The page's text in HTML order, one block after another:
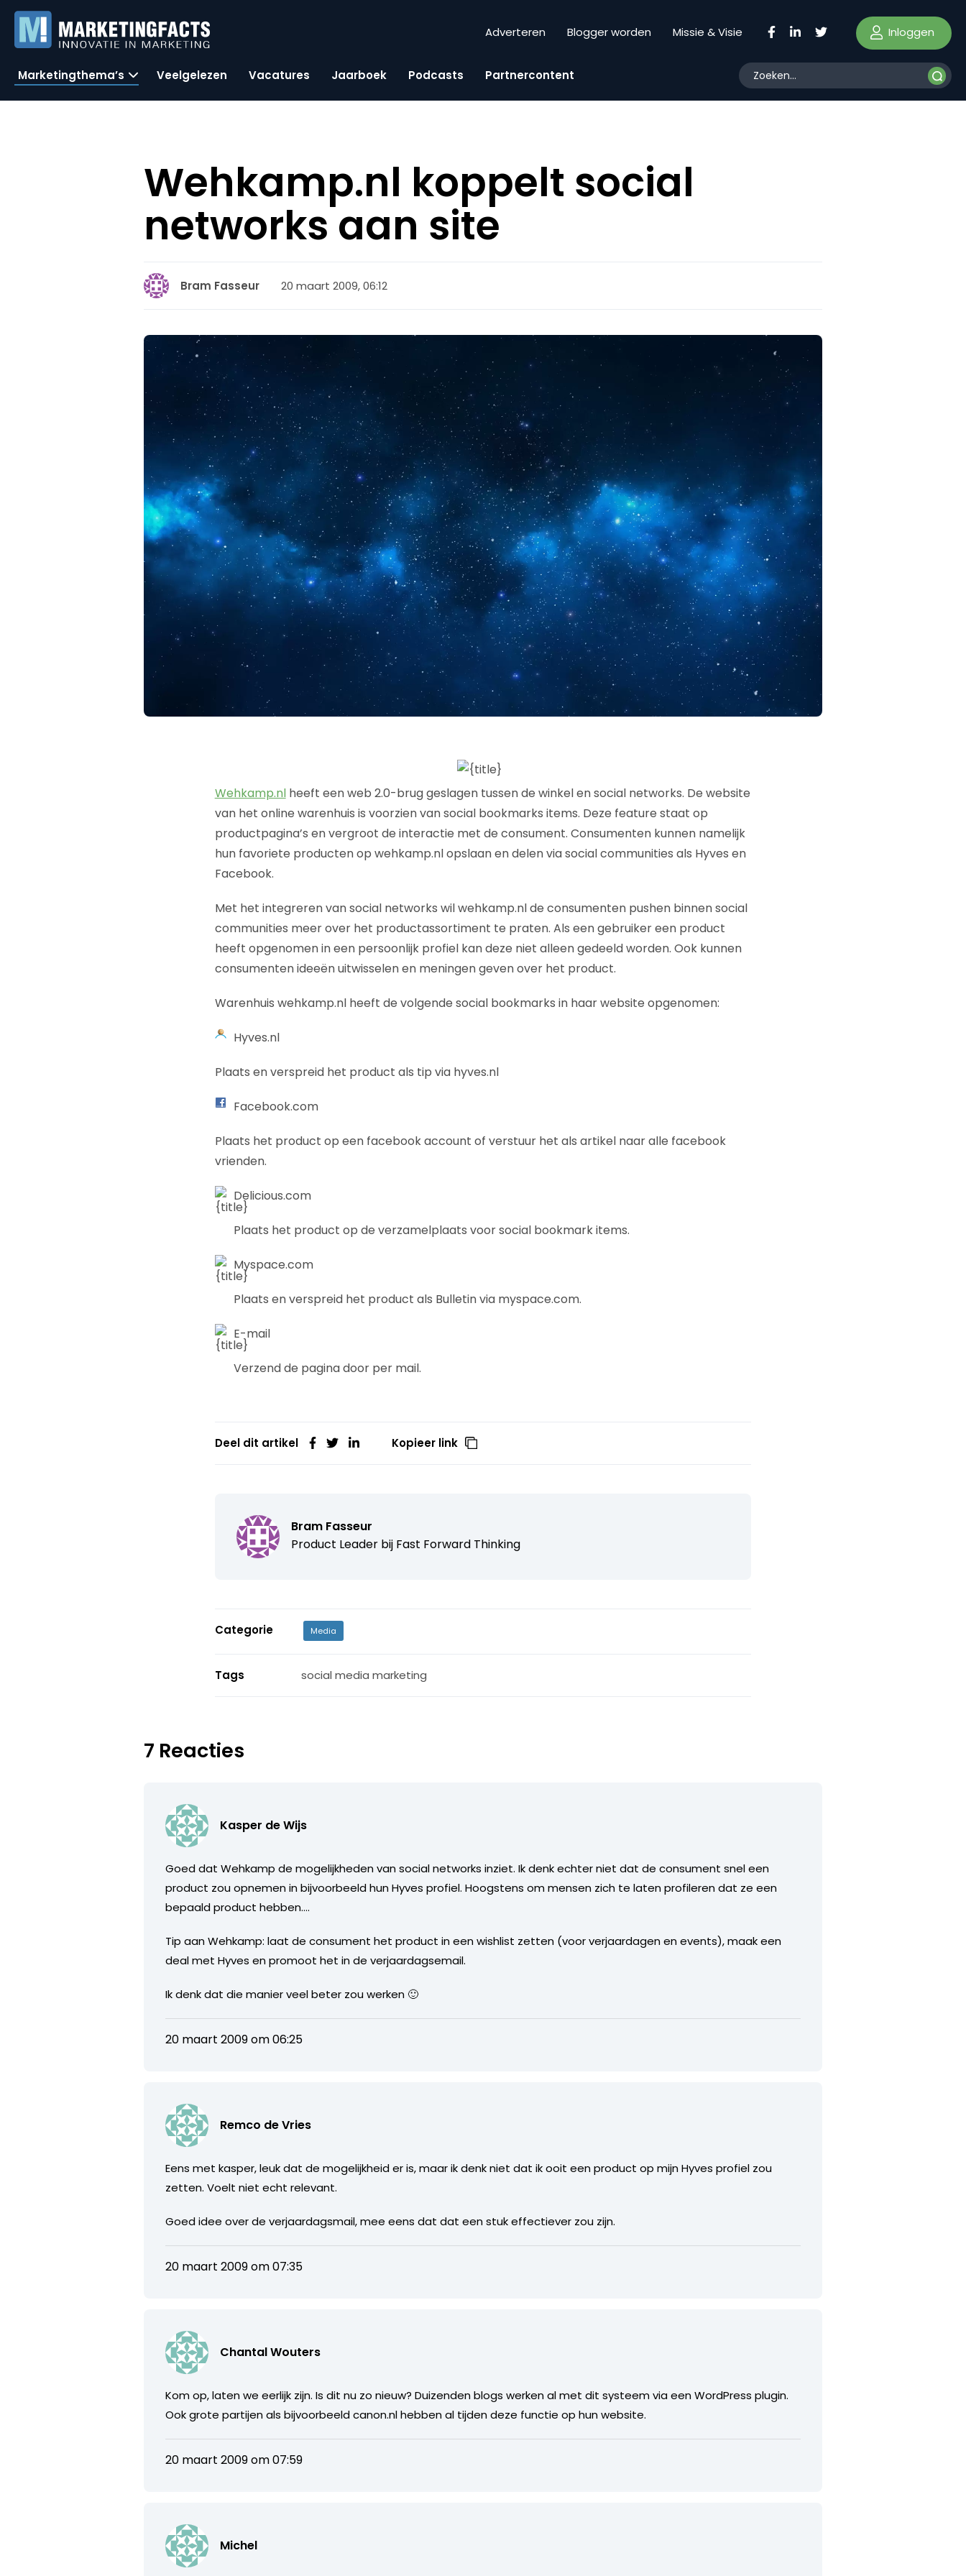
Adverteren Blogger worden Missie & Visie Inloggen
Marketingthema’s Veelgelezen Vacatures Jaarboek Podcasts Partnercontent
Wehkamp.nl koppelt social
networks aan site
Bram Fasseur 20 maart 2009, 06:12
Wehkamp.nlheeft een web 2.0-brug geslagen tussen de winkel en social networks. De website
van het online warenhuis is voorzien van social bookmarks items. Deze feature staat op
productpagina’s en vergroot de interactie met de consument. Consumenten kunnen namelijk
hun favoriete producten op wehkamp.nl opslaan en delen via social communities als Hyves en
Facebook.
Met het integreren van social networks wil wehkamp.nl de consumenten pushen binnen social
communities meer over het productassortiment te praten. Als een gebruiker een product
heeft opgenomen in een persoonlijk profiel kan deze niet alleen gedeeld worden. Ook kunnen
consumenten ideeën uitwisselen en meningen geven over het product.
Warenhuis wehkamp.nl heeft de volgende social bookmarks in haar website opgenomen:
Hyves.nl
Plaats en verspreid het product als tip via hyves.nl
Facebook.com
Plaats het product op een facebook account of verstuur het als artikel naar alle facebook
vrienden.
Delicious.com
Plaats het product op de verzamelplaats voor social bookmark items.
Myspace.com
Plaats en verspreid het product als Bulletin via myspace.com.
E-mail
Verzend de pagina door per mail.
Deel dit artikel Kopieer link
Bram Fasseur
Product Leader bij Fast Forward Thinking
Categorie Media
Tags social media marketing
7 Reacties
Kasper de Wijs
Goed dat Wehkamp de mogelijkheden van social networks inziet. Ik denk echter niet dat de consument snel een
product zou opnemen in bijvoorbeeld hun Hyves profiel. Hoogstens om mensen zich te laten profileren dat ze een
bepaald product hebben….
Tip aan Wehkamp: laat de consument het product in een wishlist zetten (voor verjaardagen en events), maak een
deal met Hyves en promoot het in de verjaardagsemail.
Ik denk dat die manier veel beter zou werken 🙂
20 maart 2009 om 06:25
Remco de Vries
Eens met kasper, leuk dat de mogelijkheid er is, maar ik denk niet dat ik ooit een product op mijn Hyves profiel zou
zetten. Voelt niet echt relevant.
Goed idee over de verjaardagsmail, mee eens dat dat een stuk effectiever zou zijn.
20 maart 2009 om 07:35
Chantal Wouters
Kom op, laten we eerlijk zijn. Is dit nu zo nieuw? Duizenden blogs werken al met dit systeem via een WordPress plugin.
Ook grote partijen als bijvoorbeeld canon.nl hebben al tijden deze functie op hun website.
20 maart 2009 om 07:59
Michel